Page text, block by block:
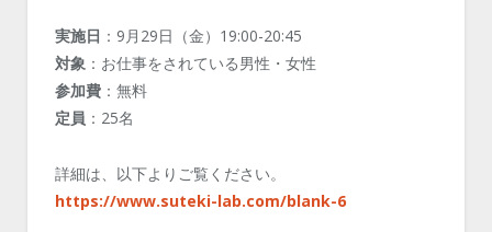
実施日 ：9月29日（金）19:00-20:45
対象 ：お仕事をされている男性・女性
参加費 ：無料
定員 ：25名
詳細は、以下よりご覧ください。
https://www.suteki-lab.com/blank-6